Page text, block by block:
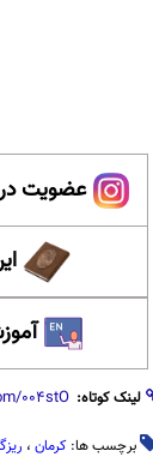
عضویت در
لینک کوتاه:
برچسب ها: کرمان ،